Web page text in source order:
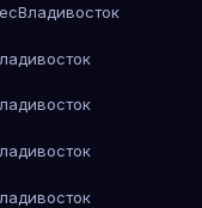
Владивосток